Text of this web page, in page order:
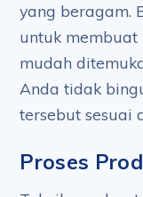
yang beragam.
untuk membuat
mudah
Anda tidak
tersebut sesuai
Proses